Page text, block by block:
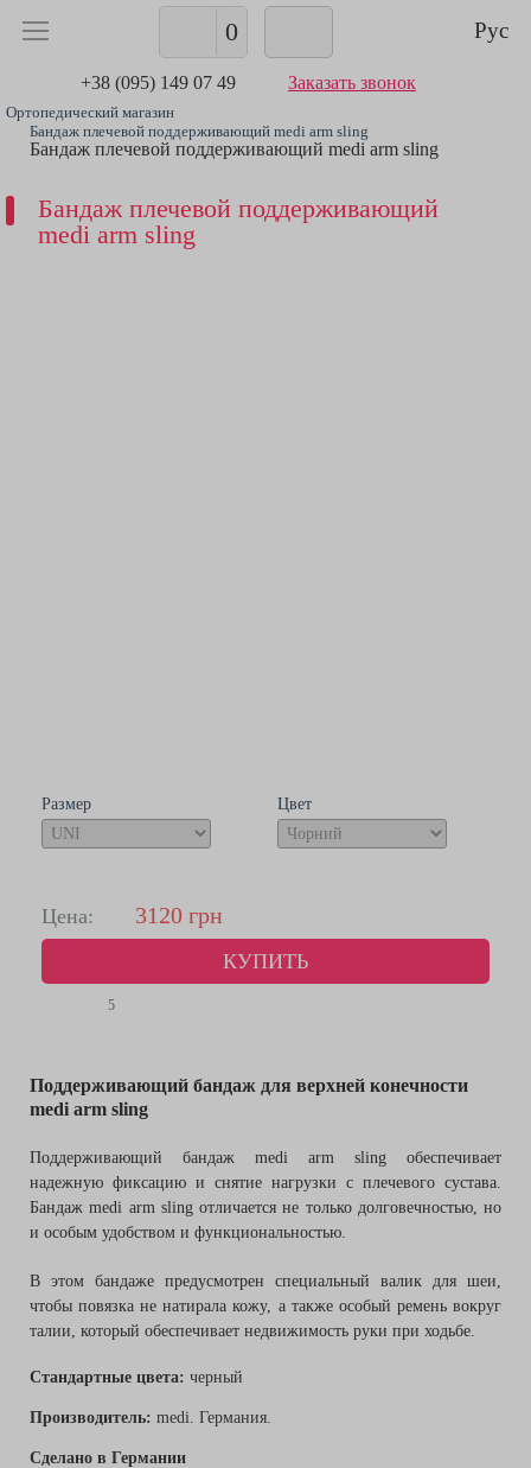
0 Рус
+38 (095) 149 07 49 Заказать звонок
Ортопедический магазин
Бандаж плечевой поддерживающий medi arm sling
Бандаж плечевой поддерживающий medi arm sling
Бандаж плечевой поддерживающий
medi arm sling
Размер Цвет
Цена: 3120 грн
КУПИТЬ
5
Поддерживающий бандаж для верхней конечности
medi arm sling
Поддерживающий бандаж medi arm sling обеспечивает
надежную фиксацию и снятие нагрузки с плечевого сустава.
Бандаж medi arm sling отличается не только долговечностью, но
и особым удобством и функциональностью.
В этом бандаже предусмотрен специальный валик для шеи,
чтобы повязка не натирала кожу, а также особый ремень вокруг
талии, который обеспечивает недвижимость руки при ходьбе.
Стандартные цвета: черный
Производитель: medi. Германия.
Сделано в Германии